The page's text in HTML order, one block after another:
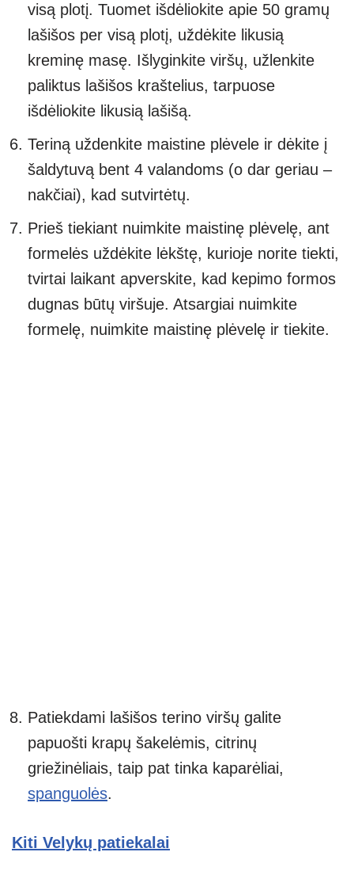
visą plotį. Tuomet išdėliokite apie 50 gramų
lašišos per visą plotį, uždėkite likusią
kreminę masę. Išlyginkite viršų, užlenkite
paliktus lašišos kraštelius, tarpuose
išdėliokite likusią lašišą.
Teriną uždenkite maistine plėvele ir dėkite į
šaldytuvą bent 4 valandoms (o dar geriau –
nakčiai), kad sutvirtėtų.
Prieš tiekiant nuimkite maistinę plėvelę, ant
formelės uždėkite lėkštę, kurioje norite tiekti,
tvirtai laikant apverskite, kad kepimo formos
dugnas būtų viršuje. Atsargiai nuimkite
formelę, nuimkite maistinę plėvelę ir tiekite.
Patiekdami lašišos terino viršų galite
papuošti krapų šakelėmis, citrinų
griežinėliais, taip pat tinka kaparėliai,
spanguolės.
Kiti Velykų patiekalai